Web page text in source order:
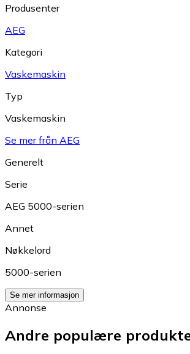
Produsenter
AEG
Kategori
Vaskemaskin
Typ
Vaskemaskin
Se mer från AEG
Generelt
Serie
AEG 5000-serien
Annet
Nøkkelord
5000-serien
Se mer informasjon
Annonse
Andre populære